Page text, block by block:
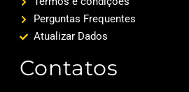
Perguntas Frequentes
Atualizar Dados
Contatos